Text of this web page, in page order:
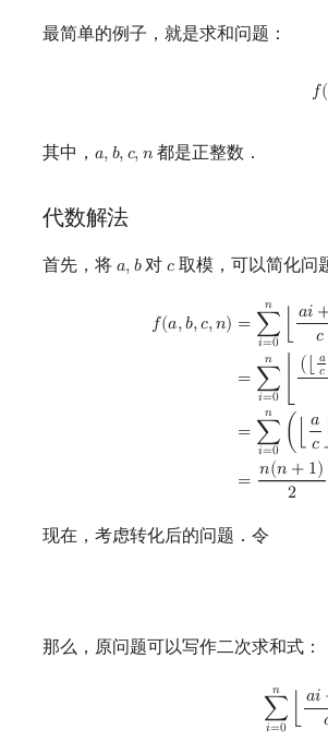
最简单的例子，就是求和问题：
𝑓(
f
其中， 𝑎,𝑏,𝑐,𝑛
a, b, c,n 都是正整数．
代数解法
首先，将 𝑎,𝑏
a, b对𝑐
c 取模，可以简化问
𝑓(𝑎,𝑏,𝑐,𝑛) =
𝑛
∑
𝑖=0
𝑎𝑖
𝑐
=
𝑛
∑
𝑖=0
(⌊ 𝑎
𝑐
=
𝑛
∑
𝑖=0
(
𝑎
𝑐
= 𝑛(𝑛 + 1)
2
n ⌊ = 0n⌊( ⌊a c⌋ c
现在，考虑转化后的问题．令
那么，原问题可以写作二次求和式：
𝑛
∑
𝑖=0
𝑎𝑖
∑i= 0 n⌊a